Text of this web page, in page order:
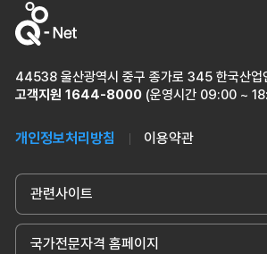
44538 울산광역시 중구 종가로 345 한국산업
고객지원 1644-8000 (운영시간 09:00 ~
개인정보처리방침 이용약관
관련사이트
국가전문자격 홈페이지